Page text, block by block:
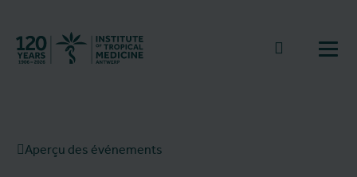
go to
Aperçu des événements